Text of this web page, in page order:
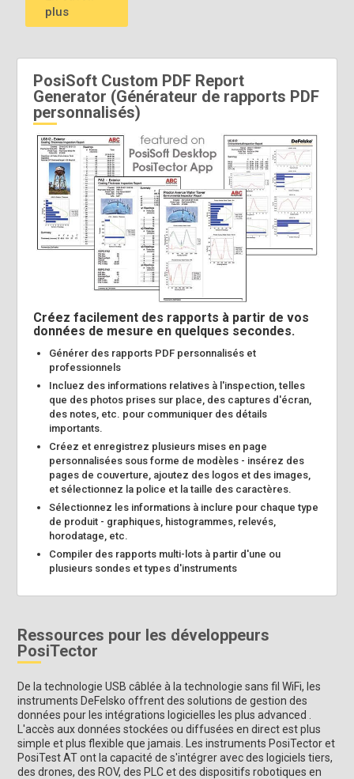
plus
PosiSoft Custom PDF Report
Generator (Générateur de rapports PDF
personnalisés)
Créez facilement des rapports à partir de vos
données de mesure en quelques secondes.
Générer des rapports PDF personnalisés et
professionnels
Incluez des informations relatives à l'inspection, telles
que des photos prises sur place, des captures d'écran,
des notes, etc. pour communiquer des détails
importants.
Créez et enregistrez plusieurs mises en page
personnalisées sous forme de modèles - insérez des
pages de couverture, ajoutez des logos et des images,
et sélectionnez la police et la taille des caractères.
Sélectionnez les informations à inclure pour chaque type
de produit - graphiques, histogrammes, relevés,
horodatage, etc.
Compiler des rapports multi-lots à partir d'une ou
plusieurs sondes et types d'instruments
Ressources pour les développeurs
PosiTector
De la technologie USB câblée à la technologie sans fil WiFi, les
instruments DeFelsko offrent des solutions de gestion des
données pour les intégrations logicielles les plus advanced .
L'accès aux données stockées ou diffusées en direct est plus
simple et plus flexible que jamais. Les instruments PosiTector et
PosiTest AT ont la capacité de s'intégrer avec des logiciels tiers,
des drones, des ROV, des PLC et des dispositifs robotiques en